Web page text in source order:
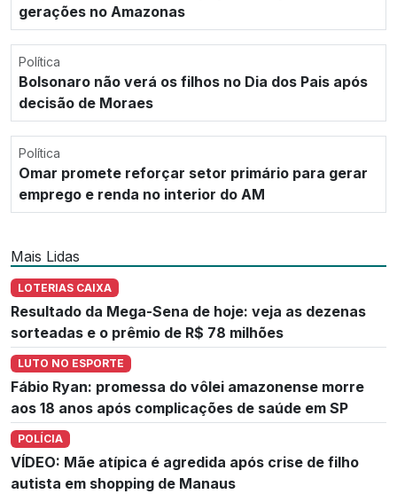
gerações no Amazonas
Política
Bolsonaro não verá os filhos no Dia dos Pais após
decisão de Moraes
Política
Omar promete reforçar setor primário para gerar
emprego e renda no interior do AM
Mais Lidas
LOTERIAS CAIXA
Resultado da Mega-Sena de hoje: veja as dezenas
sorteadas e o prêmio de R$ 78 milhões
LUTO NO ESPORTE
Fábio Ryan: promessa do vôlei amazonense morre
aos 18 anos após complicações de saúde em SP
POLÍCIA
VÍDEO: Mãe atípica é agredida após crise de filho
autista em shopping de Manaus